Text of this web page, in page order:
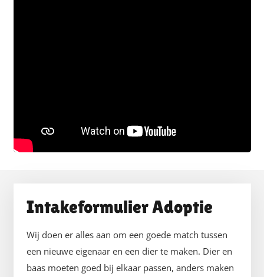
Intakeformulier Adoptie
Wij doen er alles aan om een goede match tussen
een nieuwe eigenaar en een dier te maken. Dier en
baas moeten goed bij elkaar passen, anders maken